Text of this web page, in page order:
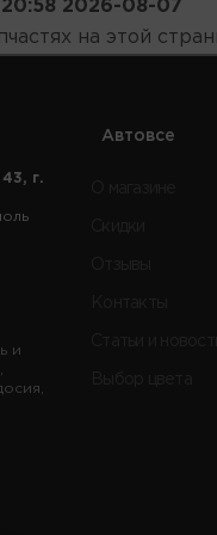
20:58 2026-08-07
на этой
г.
и
Автовсе